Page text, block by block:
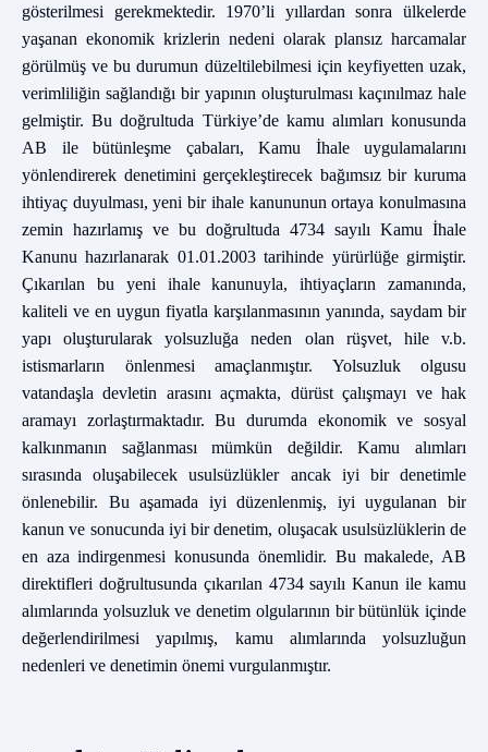
gösterilmesi gerekmektedir. 1970’li yıllardan sonra ülkelerde
yaşanan ekonomik krizlerin nedeni olarak plansız harcamalar
görülmüş ve bu durumun düzeltilebilmesi için keyfiyetten uzak,
verimliliğin sağlandığı bir yapının oluşturulması kaçınılmaz hale
gelmiştir. Bu doğrultuda Türkiye’de kamu alımları konusunda
AB ile bütünleşme çabaları, Kamu İhale uygulamalarını
yönlendirerek denetimini gerçekleştirecek bağımsız bir kuruma
ihtiyaç duyulması, yeni bir ihale kanununun ortaya konulmasına
zemin hazırlamış ve bu doğrultuda 4734 sayılı Kamu İhale
Kanunu hazırlanarak 01.01.2003 tarihinde yürürlüğe girmiştir.
Çıkarılan bu yeni ihale kanunuyla, ihtiyaçların zamanında,
kaliteli ve en uygun fiyatla karşılanmasının yanında, saydam bir
yapı oluşturularak yolsuzluğa neden olan rüşvet, hile v.b.
istismarların önlenmesi amaçlanmıştır. Yolsuzluk olgusu
vatandaşla devletin arasını açmakta, dürüst çalışmayı ve hak
aramayı zorlaştırmaktadır. Bu durumda ekonomik ve sosyal
kalkınmanın sağlanması mümkün değildir. Kamu alımları
sırasında oluşabilecek usulsüzlükler ancak iyi bir denetimle
önlenebilir. Bu aşamada iyi düzenlenmiş, iyi uygulanan bir
kanun ve sonucunda iyi bir denetim, oluşacak usulsüzlüklerin de
en aza indirgenmesi konusunda önemlidir. Bu makalede, AB
direktifleri doğrultusunda çıkarılan 4734 sayılı Kanun ile kamu
alımlarında yolsuzluk ve denetim olgularının bir bütünlük içinde
değerlendirilmesi yapılmış, kamu alımlarında yolsuzluğun
nedenleri ve denetimin önemi vurgulanmıştır.